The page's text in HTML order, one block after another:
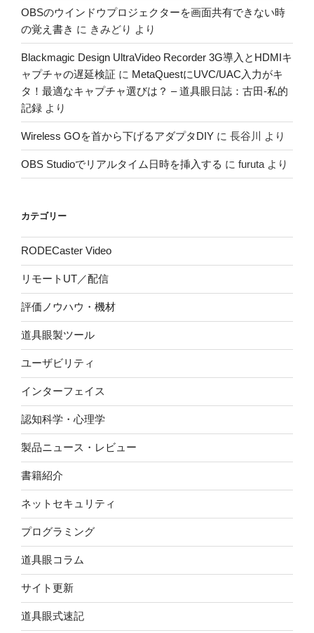
OBSのウインドウプロジェクターを画面共有できない時
の覚え書き に きみどり より
Blackmagic Design UltraVideo Recorder 3G導入とHDMIキ
ャプチャの遅延検証 に MetaQuestにUVC/UAC入力がキ
タ！最適なキャプチャ選びは？ – 道具眼日誌：古田-私的
記録 より
Wireless GOを首から下げるアダプタDIY に 長谷川 より
OBS Studioでリアルタイム日時を挿入する に furuta より
カテゴリー
RODECaster Video
リモートUT／配信
評価ノウハウ・機材
道具眼製ツール
ユーザビリティ
インターフェイス
認知科学・心理学
製品ニュース・レビュー
書籍紹介
ネットセキュリティ
プログラミング
道具眼コラム
サイト更新
道具眼式速記